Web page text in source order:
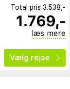
Total pris 3.538,-
1.769,-
læs mere
Vælg rejse